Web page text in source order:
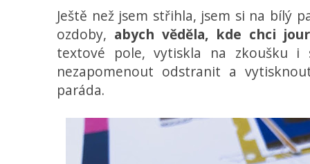
Ještě než jsem střihla, jsem si na bílý
ozdoby, abych věděla, kde chci
textové pole, vytiskla na zkoušku i
nezapomenout odstranit a
paráda.